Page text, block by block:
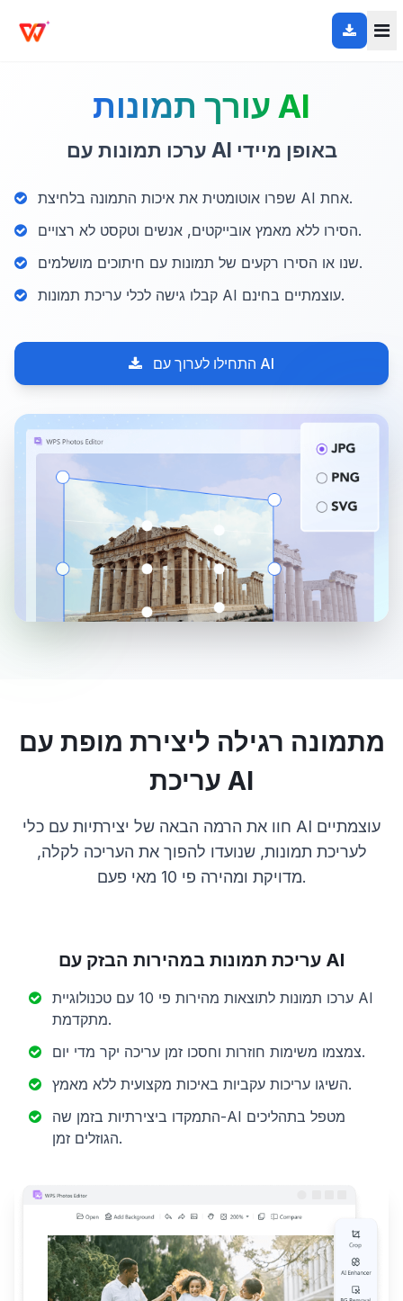
עורך תמונות AI
ערכו תמונות עם AI באופן מיידי
שפרו אוטומטית את איכות התמונה בלחיצת AI אחת.
הסירו ללא מאמץ אובייקטים, אנשים וטקסט לא רצויים.
שנו או הסירו רקעים של תמונות עם חיתוכים מושלמים.
קבלו גישה לכלי עריכת תמונות AI עוצמתיים בחינם.
התחילו לערוך עם AI
מתמונה רגילה ליצירת מופת עם
עריכת AI
חוו את הרמה הבאה של יצירתיות עם כלי AI עוצמתיים
לעריכת תמונות, שנועדו להפוך את העריכה לקלה,
מדויקת ומהירה פי 10 מאי פעם.
עריכת תמונות במהירות הבזק עם AI
ערכו תמונות לתוצאות מהירות פי 10 עם טכנולוגיית AI
מתקדמת.
צמצמו משימות חוזרות וחסכו זמן עריכה יקר מדי יום.
השיגו עריכות עקביות באיכות מקצועית ללא מאמץ.
התמקדו ביצירתיות בזמן שה-AI מטפל בתהליכים
הגוזלים זמן.